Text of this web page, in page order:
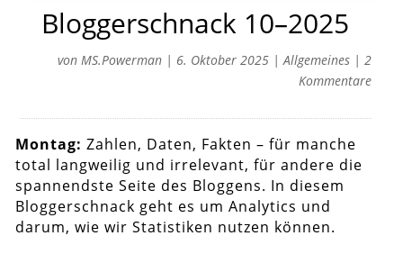
Bloggerschnack 10–2025
von MS.Powerman| 6. Oktober 2025|Allgemeines| 2
Kommentare
Montag: Zahlen, Daten, Fakten – für manche
total langweilig und irrelevant, für andere die
spannendste Seite des Bloggens. In diesem
Bloggerschnack geht es um Analytics und
darum, wie wir Statistiken nutzen können.